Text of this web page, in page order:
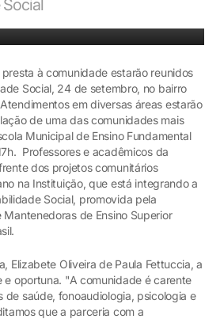
à comunidade estarão reunidos
Social, 24 de setembro, no bairro
em diversas áreas estarão
de uma das comunidades mais
Municipal de Ensino Fundamental
Professores e acadêmicos da
dos projetos comunitários
na Instituição, que está integrando a
Social, promovida pela
Mantenedoras de Ensino Superior
Elizabete Oliveira de Paula Fettuccia, a
e oportuna. "A comunidade é carente
de saúde, fonoaudiologia, psicologia e
que a parceria com a